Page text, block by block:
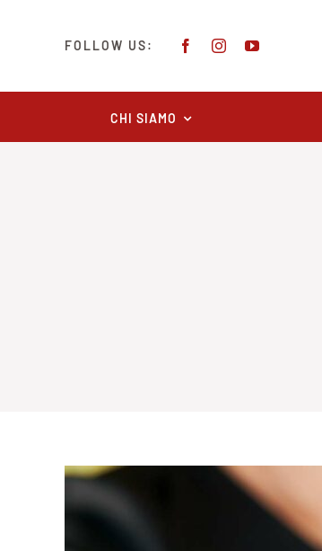
FOLLOW US:
CHI SIAMO